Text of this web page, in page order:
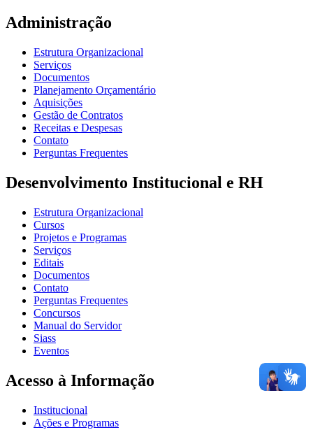
Administração
Estrutura Organizacional
Serviços
Documentos
Planejamento Orçamentário
Aquisições
Gestão de Contratos
Receitas e Despesas
Contato
Perguntas Frequentes
Desenvolvimento Institucional e RH
Estrutura Organizacional
Cursos
Projetos e Programas
Serviços
Editais
Documentos
Contato
Perguntas Frequentes
Concursos
Manual do Servidor
Siass
Eventos
Acesso à Informação
Institucional
Ações e Programas